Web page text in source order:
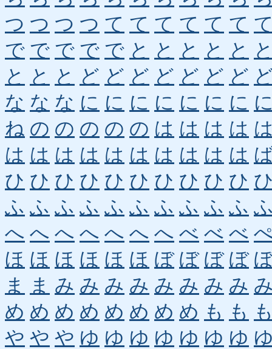
つ つ つ つ て て て て て て
で で で で で と と と と と
と と と ど ど ど ど ど ど ど
な な な に に に に に に に
ね の の の の の は は は は
は は は は は は は は は は
ひ ひ ひ ひ ひ ひ ひ ひ ひ ひ
ふ ふ ふ ふ ふ ふ ふ ふ ふ ふ
へ へ へ へ へ へ へ べ べ べ
ほ ほ ほ ほ ほ ほ ぼ ぼ ぼ ぼ
ま
ま み み み み み み み み
め め め め め め め め も も
や や や ゆ ゆ ゆ ゆ ゆ ゆ ゆ